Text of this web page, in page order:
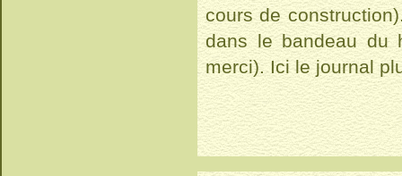
cours de
dans le bandeau du
merci). Ici le journal